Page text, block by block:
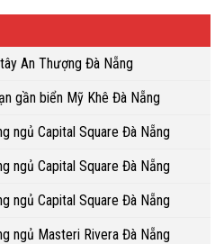
An Thượng Đà Nẵng
gần biển Mỹ Khê Đà Nẵng
ngủ Capital Square Đà Nẵng
ngủ Capital Square Đà Nẵng
ngủ Capital Square Đà Nẵng
ngủ Masteri Rivera Đà Nẵng